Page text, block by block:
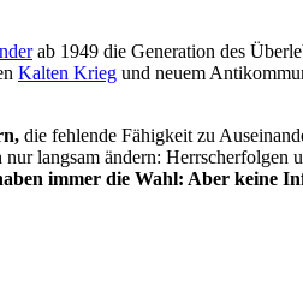
ab 1949 die Generation des
Kalten Krieg und neuem
die fehlende Fähigkeit zu
nur langsam ändern: Herrscherfolgen
immer die Wahl: Aber keine